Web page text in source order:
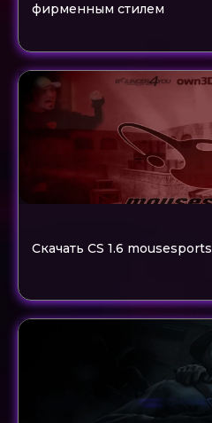
фирменным стилем
Скачать CS 1.6 mousesports